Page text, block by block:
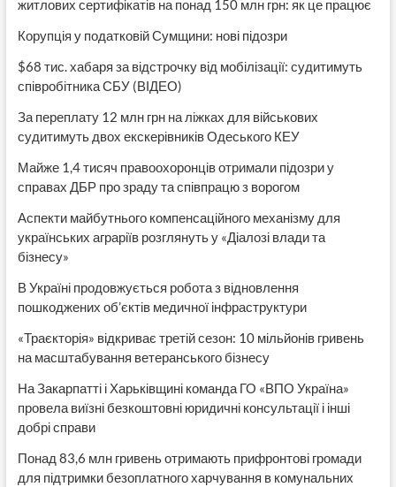
житлових сертифікатів на понад 150 млн грн: як це працює
Корупція у податковій Сумщини: нові підозри
$68 тис. хабаря за відстрочку від мобілізації: судитимуть
співробітника СБУ (ВІДЕО)
За переплату 12 млн грн на ліжках для військових
судитимуть двох екскерівників Одеського КЕУ
Майже 1,4 тисяч правоохоронців отримали підозри у
справах ДБР про зраду та співпрацю з ворогом
Аспекти майбутнього компенсаційного механізму для
українських аграріїв розглянуть у «Діалозі влади та
бізнесу»
В Україні продовжується робота з відновлення
пошкоджених об’єктів медичної інфраструктури
«Траєкторія» відкриває третій сезон: 10 мільйонів гривень
на масштабування ветеранського бізнесу
На Закарпатті і Харьківщині команда ГО «ВПО Україна»
провела виїзні безкоштовні юридичні консультації і інші
добрі справи
Понад 83,6 млн гривень отримають прифронтові громади
для підтримки безоплатного харчування в комунальних